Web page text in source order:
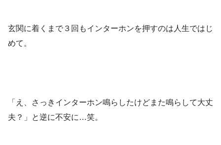
玄関に着くまで３回もインターホンを押すのは人生ではじ
めて。
「え、さっきインターホン鳴らしたけどまた鳴らして大丈
夫？」
と逆に不安に…笑。